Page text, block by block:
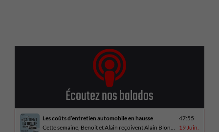
Écoutez nos balados
Les coûts d’entretien automobile en hausse
Cette semaine, Benoit et Alain reçoivent Alain Blondeau, propriétaire d’un atelier mécanique qui parle de la nouvelle réalité des coûts d’entretien en automobile. En essai routier, Alain a cinq propositions estivales et Benoit a pris la route avec une BMW i4 M60 pour ce dernier épisode de la saison. Bon été à tous!
47:55
19 Juin.